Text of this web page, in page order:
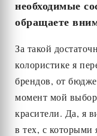
необходимые
обращаете
За такой
колористике я
брендов, от
момент мой
красители. Да, я
в тех, с